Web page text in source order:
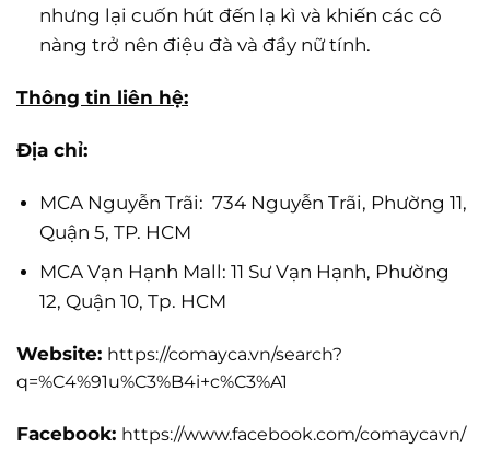
nhưng lại cuốn hút đến lạ kì và khiến các cô
nàng trở nên điệu đà và đầy nữ tính.
Thông tin liên hệ:
Địa chỉ:
MCA Nguyễn Trãi: 734 Nguyễn Trãi, Phường 11,
Quận 5, TP. HCM
MCA Vạn Hạnh Mall: 11 Sư Vạn Hạnh, Phường
12, Quận 10, Tp. HCM
Website: https://comayca.vn/search?
q=%C4%91u%C3%B4i+c%C3%A1
Facebook: https://www.facebook.com/comaycavn/